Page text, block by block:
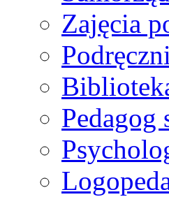
Zajęcia
Pedagog